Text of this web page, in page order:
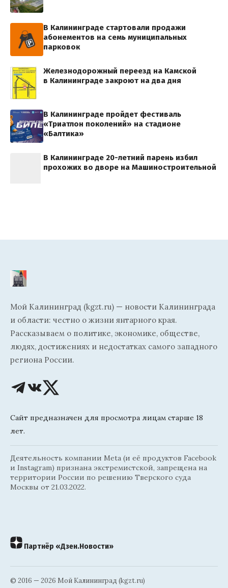
В Калининграде стартовали продажи
абонементов на семь муниципальных
парковок
Железнодорожный переезд на Камской
в Калининграде закроют на два дня
В Калининграде пройдет фестиваль
«Триатлон поколений» на стадионе
«Балтика»
В Калининграде 20-летний парень избил
прохожих во дворе на Машиностроительной
Мой Калининград (kgzt.ru) — новости Калининграда
и области: честно о жизни янтарного края.
Рассказываем о политике, экономике, обществе,
людях, достижениях и недостатках самого западного
региона России.
Сайт предназначен для просмотра лицам старше 18
лет.
Деятельность компании Meta (и её продуктов Facebook
и Instagram) признана экстремистской, запрещена на
территории России по решению Тверского суда
Москвы от 21.03.2022.
Партнёр «Дзен.Новости»
© 2016 — 2026 Мой Калининград (kgzt.ru)